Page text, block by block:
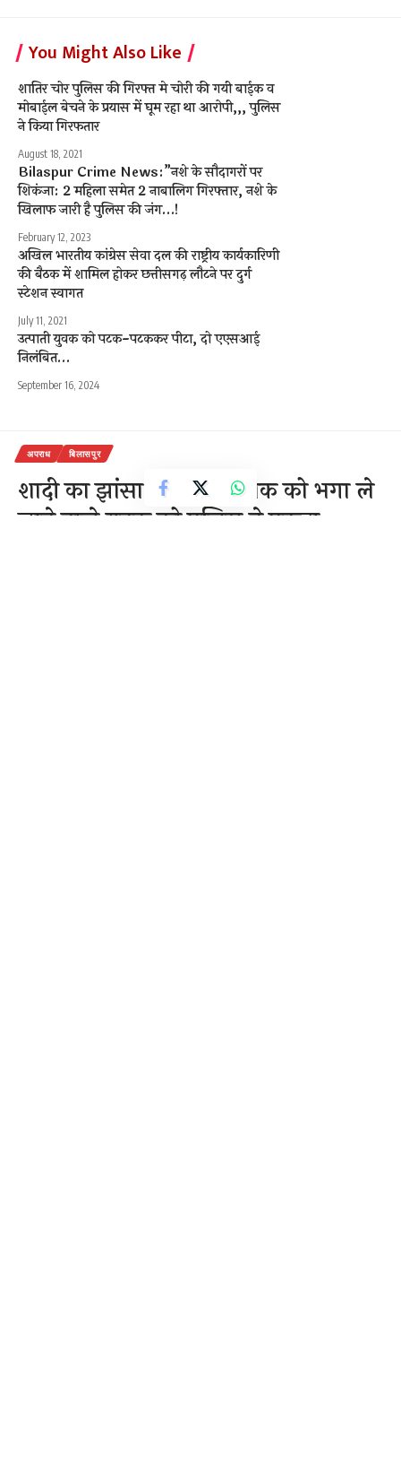
You Might Also Like
शातिर चोर पुलिस की गिरफ्त मे चोरी की गयी बाईक व
मोबाईल बेचने के प्रयास में घूम रहा था आरोपी,,, पुलिस
ने किया गिरफतार
August 18, 2021
Bilaspur Crime News:”नशे के सौदागरों पर
शिकंजा: 2 महिला समेत 2 नाबालिग गिरफ्तार, नशे के
खिलाफ जारी है पुलिस की जंग…!
February 12, 2023
अखिल भारतीय कांग्रेस सेवा दल की राष्ट्रीय कार्यकारिणी
की बैठक में शामिल होकर छत्तीसगढ़ लौटने पर दुर्ग
स्टेशन स्वागत
July 11, 2021
उत्पाती युवक को पटक-पटककर पीटा, दो एएसआई
निलंबित…
September 16, 2024
अपराध बिलासपुर
शादी का झांसा देकर नाबालिक को भगा ले
जाने वाले युवक को पुलिस ने पकड़ा